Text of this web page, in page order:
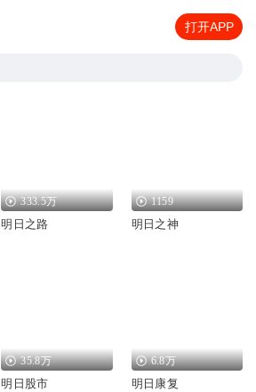
打开APP
333.5万
明日之路
1159
明日之神
35.8万
明日股市
6.8万
明日康复